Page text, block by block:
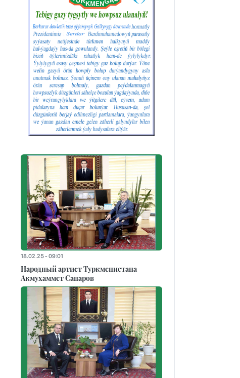
18.02.25 - 09:01
Народный артист Туркменистана
Акмухаммет Сапаров